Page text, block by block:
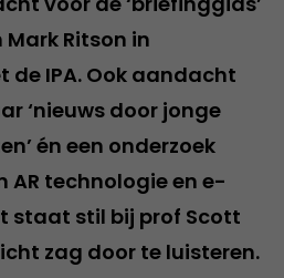
Ritson in
de IPA. Ook aandacht
‘nieuws door jonge
én een onderzoek
technologie en e-
staat stil bij prof Scott
zag door te luisteren.